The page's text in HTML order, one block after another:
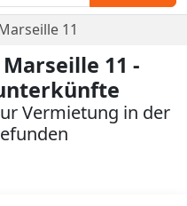
11
11 -
Vermietung in der